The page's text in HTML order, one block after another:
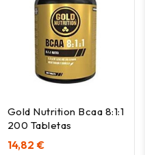
Gold Nutrition Bcaa 8:1:1
200 Tabletas
14,82 €